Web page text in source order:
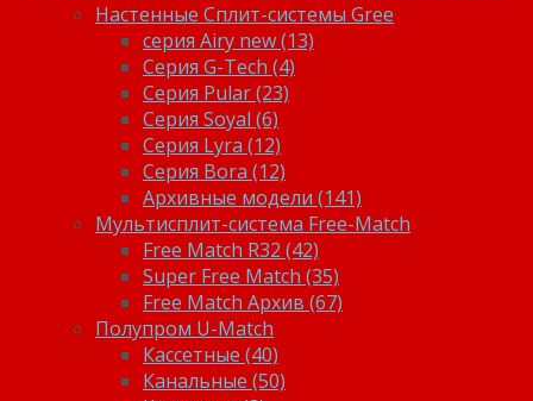
Настенные Сплит-системы Gree
серия Airy new (13)
Серия G-Tech (4)
Серия Pular (23)
Cерия Soyal (6)
Серия Lyra (12)
Серия Bora (12)
Архивные модели (141)
Мультисплит-система Free-Match
Free Match R32 (42)
Super Free Match (35)
Free Match Архив (67)
Полупром U-Match
Кассетные (40)
Канальные (50)